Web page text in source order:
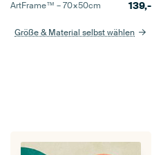
ArtFrame™ –70×50cm 139,-
Größe & Material selbst wählen